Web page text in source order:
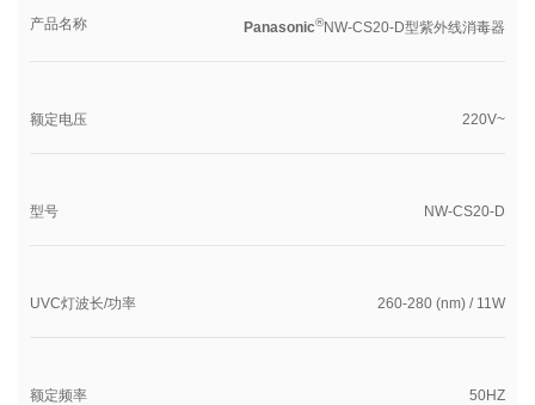
产品名称 Panasonic®NW-CS20-D型紫外线消毒器
额定电压 220V~
型号 NW-CS20-D
UVC灯波长/功率 260-280 (nm) / 11W
额定频率 50HZ